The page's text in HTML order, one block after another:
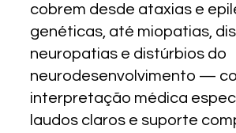
cobrem desde ataxias e
genéticas, até miopatias,
neuropatias e distúrbios do
neurodesenvolvimento —
interpretação médica
laudos claros e suporte